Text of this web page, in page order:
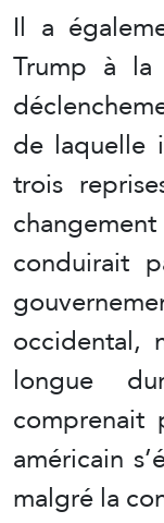
Il a
Trump à la
de laquelle
trois
conduirait
occidental,
longue
américain
malgré la